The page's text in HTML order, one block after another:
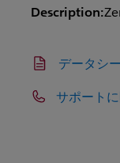
Description:
データシ
サポート